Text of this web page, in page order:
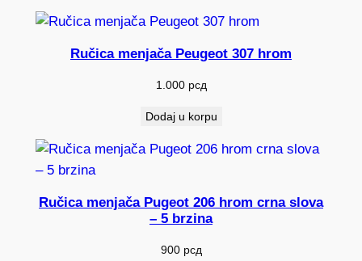
Ručica menjača Peugeot 307 hrom
1.000 рсд
Dodaj u korpu
Ručica menjača Pugeot 206 hrom crna slova
– 5 brzina
900 рсд